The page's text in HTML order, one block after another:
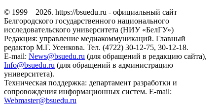
© 1999 – 2026. https://bsuedu.ru - официальный сайт
Белгородского государственного национального
исследовательского университета (НИУ «БелГУ»)
Редакция: управление медиакоммуникаций. Главный
редактор М.Г. Усенкова. Тел. (4722) 30-12-75, 30-12-18.
E-mail: News@bsuedu.ru (для обращений в редакцию сайта),
Info@bsuedu.ru (для обращений в администрацию
университета).
Техническая поддержка: департамент разработки и
сопровождения информационных систем. E-mail:
Webmaster@bsuedu.ru